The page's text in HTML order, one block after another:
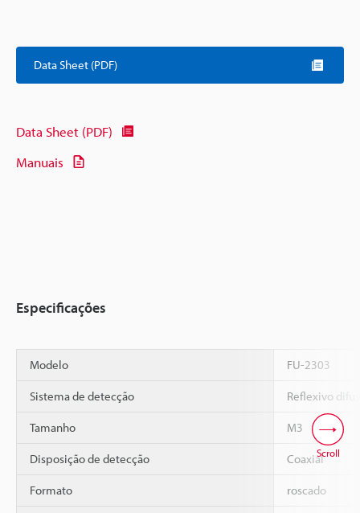
Data Sheet (PDF)
Data Sheet (PDF)
Manuais
Especificações
Modelo FU-2303
Sistema de detecção Reflexivo
Tamanho M3
Disposição de detecção Coaxial
Formato roscado
Scroll